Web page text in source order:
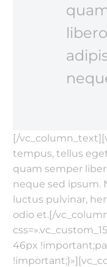
[/
tempus, tellus
quam semper
neque sed ipsum.
luctus pulvinar,
odio et.[/
46px